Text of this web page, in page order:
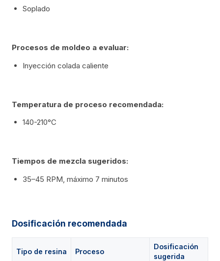
Soplado
Procesos de moldeo a evaluar:
Inyección colada caliente
Temperatura de proceso recomendada:
140-210°C
Tiempos de mezcla sugeridos:
35–45 RPM, máximo 7 minutos
Dosificación recomendada
Tipo de resina Proceso
Dosificación
sugerida